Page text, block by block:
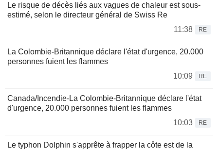
Le risque de décès liés aux vagues de chaleur est sous-
estimé, selon le directeur général de Swiss Re
11:38
RE
La Colombie-Britannique déclare l'état d'urgence, 20.000
personnes fuient les flammes
10:09
RE
Canada/Incendie-La Colombie-Britannique déclare l'état
d'urgence, 20.000 personnes fuient les flammes
10:03
RE
Le typhon Dolphin s'apprête à frapper la côte est de la